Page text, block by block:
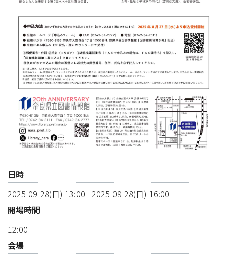
日時
2025-09-28(日) 13:00 -2025-09-28(日) 16:00
開場時間
12:00
会場